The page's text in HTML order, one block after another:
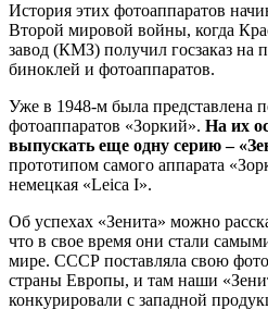
История этих фотоаппаратов
Второй мировой войны, когда
завод (КМЗ) получил госзаказ на
биноклей и фотоаппаратов.
Уже в 1948-м была представлена
фотоаппаратов «Зоркий». На их
выпускать еще одну серию –
прототипом самого аппарата
немецкая «Leica I».
Об успехах «Зенита» можно
что в свое время они стали
мире. СССР поставляла свою
страны Европы, и там наши
конкурировали с западной